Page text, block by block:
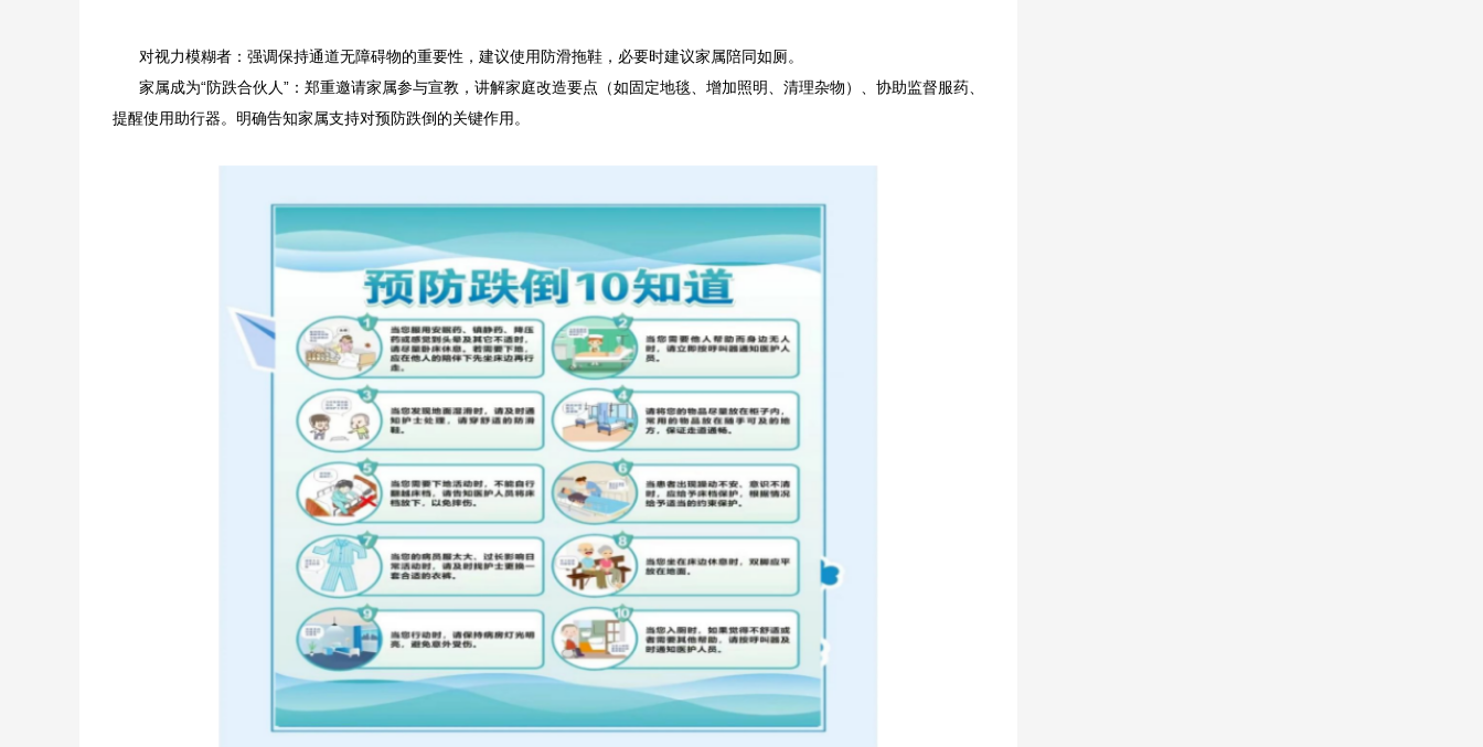
对视力模糊者：强调保持通道无障碍物的重要性，建议使用防滑拖鞋，必要时建议家属陪同如厕。
家属成为“防跌合伙人”：郑重邀请家属参与宣教，讲解家庭改造要点（如固定地毯、增加照明、清理杂物）、协助监督服药、
提醒使用助行器。明确告知家属支持对预防跌倒的关键作用。